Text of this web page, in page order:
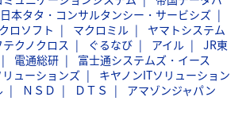
日本タタ・コンサルタンシー・サービシズ
ロソフト マクロミル
ヤマトシステム
クノクロス ぐるなび アイル
JR東
電通総研
富士通システムズ・イース
ューションズ
キヤノンITソリューション
ＮＳＤ ＤＴＳ アマゾンジャパン